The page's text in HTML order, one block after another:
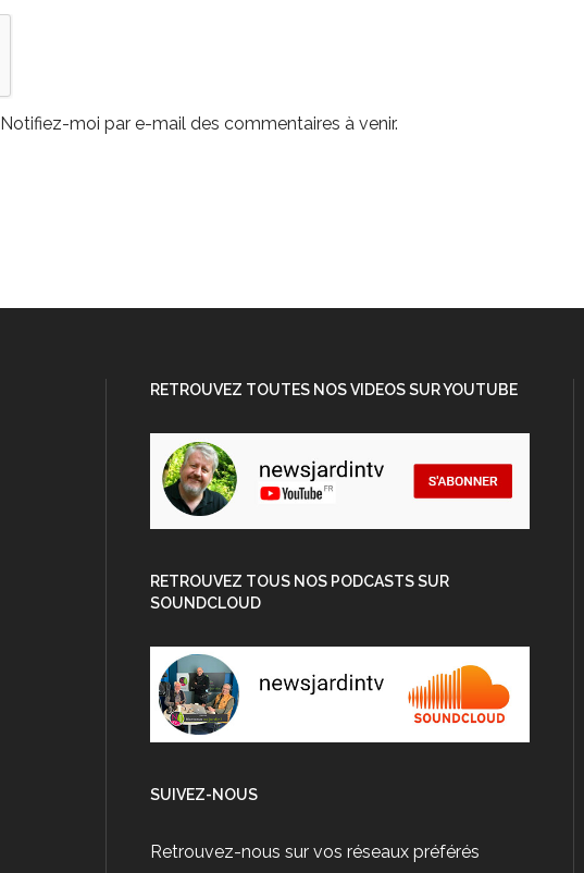
Notifiez-moi par e-mail des commentaires à venir.
RETROUVEZ TOUTES NOS VIDEOS SUR YOUTUBE
RETROUVEZ TOUS NOS PODCASTS SUR
SOUNDCLOUD
SUIVEZ-NOUS
Retrouvez-nous sur vos réseaux préférés